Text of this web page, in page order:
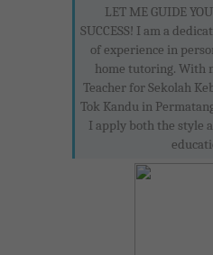
LET ME GUIDE
SUCCESS! I am a
of experience in
home tutoring. With
Teacher for Sekolah
Tok Kandu in
I apply both the style